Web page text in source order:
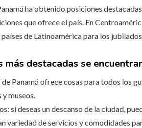
ha obtenido posiciones
que ofrece el país. En
de Latinoamérica para los
destacadas se
Panamá ofrece cosas para todos los
museos.
si deseas un descanso de la ciudad,
variedad de servicios y comodidades